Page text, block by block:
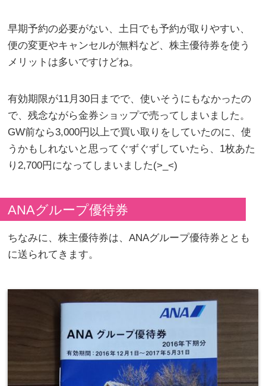
早期予約の必要がない、土日でも予約が取りやすい、
便の変更やキャンセルが無料など、株主優待券を使う
メリットは多いですけどね。
有効期限が11月30日までで、使いそうにもなかったの
で、残念ながら金券ショップで売ってしまいました。
GW前なら3,000円以上で買い取りをしていたのに、使
うかもしれないと思ってぐずぐずしていたら、1枚あた
り2,700円になってしまいました(>_<)
ANAグループ優待券
ちなみに、株主優待券は、ANAグループ優待券ととも
に送られてきます。